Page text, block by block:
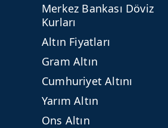
Merkez Bankası Döviz
Kurları
Altın Fiyatları
Gram Altın
Cumhuriyet Altını
Yarım Altın
Ons Altın